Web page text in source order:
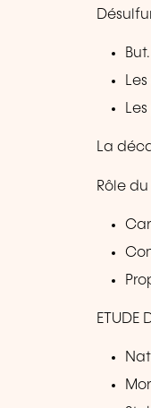
But.
La
Rôle
ETUDE